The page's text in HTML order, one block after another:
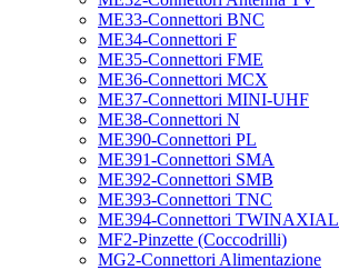
ME33-Connettori BNC
ME34-Connettori F
ME35-Connettori FME
ME36-Connettori MCX
ME37-Connettori MINI-UHF
ME38-Connettori N
ME390-Connettori PL
ME391-Connettori SMA
ME392-Connettori SMB
ME393-Connettori TNC
ME394-Connettori TWINAXIAL
MF2-Pinzette (Coccodrilli)
MG2-Connettori Alimentazione